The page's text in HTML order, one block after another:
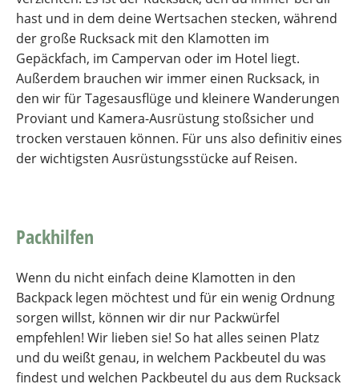
hast und in dem deine Wertsachen stecken, während
der große Rucksack mit den Klamotten im
Gepäckfach, im Campervan oder im Hotel liegt.
Außerdem brauchen wir immer einen Rucksack, in
den wir für Tagesausflüge und kleinere Wanderungen
Proviant und Kamera-Ausrüstung stoßsicher und
trocken verstauen können. Für uns also definitiv eines
der wichtigsten Ausrüstungsstücke auf Reisen.
Packhilfen
Wenn du nicht einfach deine Klamotten in den
Backpack legen möchtest und für ein wenig Ordnung
sorgen willst, können wir dir nur Packwürfel
empfehlen! Wir lieben sie! So hat alles seinen Platz
und du weißt genau, in welchem Packbeutel du was
findest und welchen Packbeutel du aus dem Rucksack